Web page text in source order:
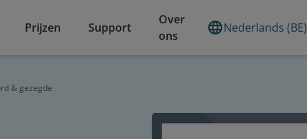
Prijzen Support
Over
ons
Nederlands (BE)
& gezegde